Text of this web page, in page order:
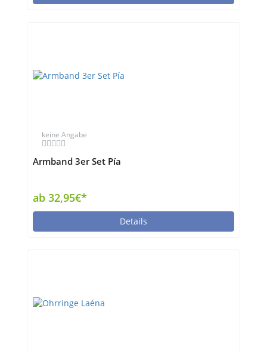
keine Angabe
Armband 3er Set Pía
ab 32,95€*
Details